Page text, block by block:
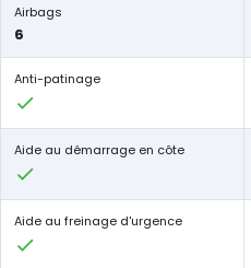
Airbags
6
Anti-patinage
Aide au démarrage en côte
Aide au freinage d'urgence